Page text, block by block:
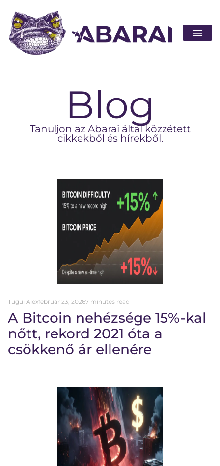
Blog
Tanuljon az Abarai által közzétett
cikkekből és hírekből.
Tugui Alexfebruár 23, 20267 minutes read
A Bitcoin nehézsége 15%-kal
nőtt, rekord 2021 óta a
csökkenő ár ellenére